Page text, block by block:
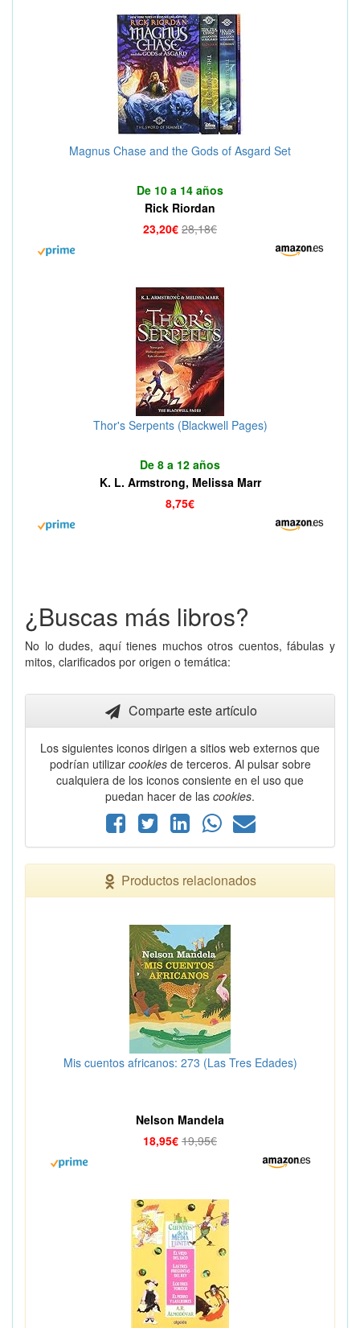
Magnus Chase and the Gods of Asgard Set
De 10 a 14 años
Rick Riordan
23,20€ 28,18€
Thor's Serpents (Blackwell Pages)
De 8 a 12 años
K. L. Armstrong, Melissa Marr
8,75€
¿Buscas más libros?
No lo dudes, aquí tienes muchos otros cuentos, fábulas y
mitos, clarificados por origen o temática:
Comparte este artículo
Los siguientes iconos dirigen a sitios web externos que
podrían utilizar cookiesde terceros. Al pulsar sobre
cualquiera de los iconos consiente en el uso que
puedan hacer de las cookies.
Productos relacionados
Mis cuentos africanos: 273 (Las Tres Edades)
Nelson Mandela
18,95€ 19,95€